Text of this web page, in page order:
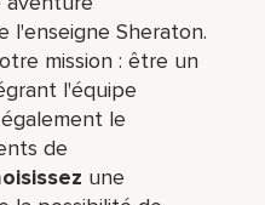
l'enseigne Sheraton.
mission : être un
l'équipe
le
de
une